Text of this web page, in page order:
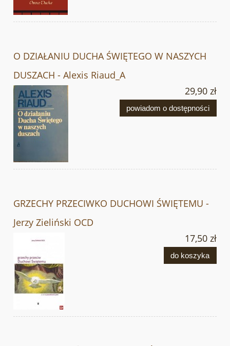
O DZIAŁANIU DUCHA ŚWIĘTEGO W NASZYCH
DUSZACH - Alexis Riaud_A
29,90 zł
powiadom o dostępności
GRZECHY PRZECIWKO DUCHOWI ŚWIĘTEMU -
Jerzy Zieliński OCD
17,50 zł
do koszyka